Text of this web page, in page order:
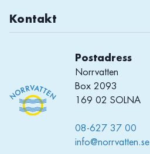
Kontakt
Postadress
Norrvatten
Box 2093
169 02 SOLNA
08-627 37 00
info@norrvatten.se